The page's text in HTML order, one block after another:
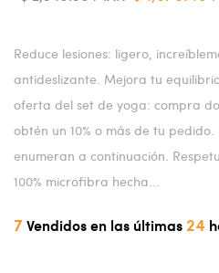
Reduce lesiones: ligero,
antideslizante. Mejora tu
oferta del set de yoga: compra
obtén un 10% o más de tu
enumeran a continuación.
100% microfibra hecha...
7Vendidos en las últimas 24